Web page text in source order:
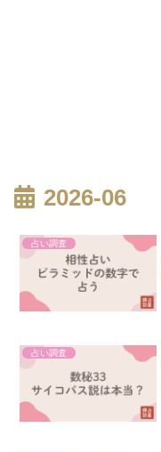
2026-06
占い調査
占い調査